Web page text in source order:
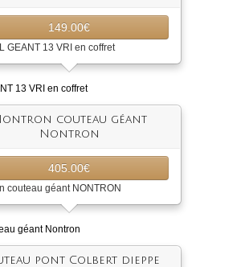
149.00€
GEANT 13 VRI en coffret
couteau géant
Nontron
405.00€
couteau géant NONTRON
pont Colbert dieppe